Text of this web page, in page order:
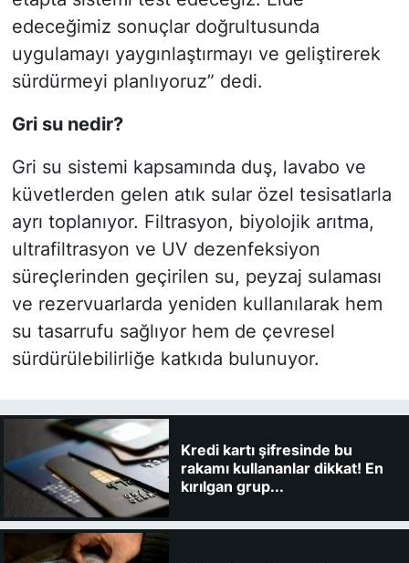
edeceğimiz sonuçlar doğrultusunda
uygulamayı yaygınlaştırmayı ve geliştirerek
sürdürmeyi planlıyoruz” dedi.
Gri su nedir?
Gri su sistemi kapsamında duş, lavabo ve
küvetlerden gelen atık sular özel tesisatlarla
ayrı toplanıyor. Filtrasyon, biyolojik arıtma,
ultrafiltrasyon ve UV dezenfeksiyon
süreçlerinden geçirilen su, peyzaj sulaması
ve rezervuarlarda yeniden kullanılarak hem
su tasarrufu sağlıyor hem de çevresel
sürdürülebilirliğe katkıda bulunuyor.
Kredi kartı şifresinde bu
rakamı kullananlar dikkat! En
kırılgan grup...